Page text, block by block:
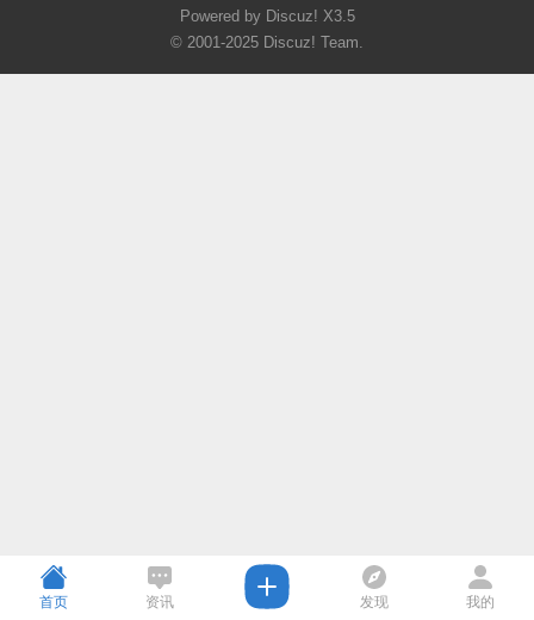
Powered by Discuz! X3.5
© 2001-2025 Discuz! Team.
首页 资讯 发现 我的